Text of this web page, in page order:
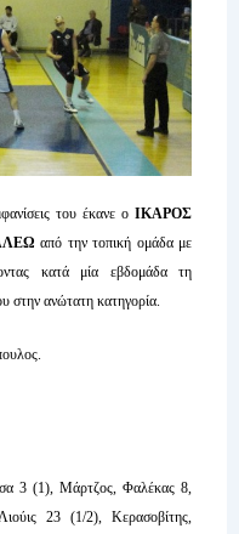
του έκανε οΙΚΑΡΟΣ
από την τοπική ομάδα με
κατά μία εβδομάδα τη
στην ανώτατη κατηγορία.
3 (1), Μάρτζος, Φαλέκας 8,
23 (1/2), Κερασοβίτης,